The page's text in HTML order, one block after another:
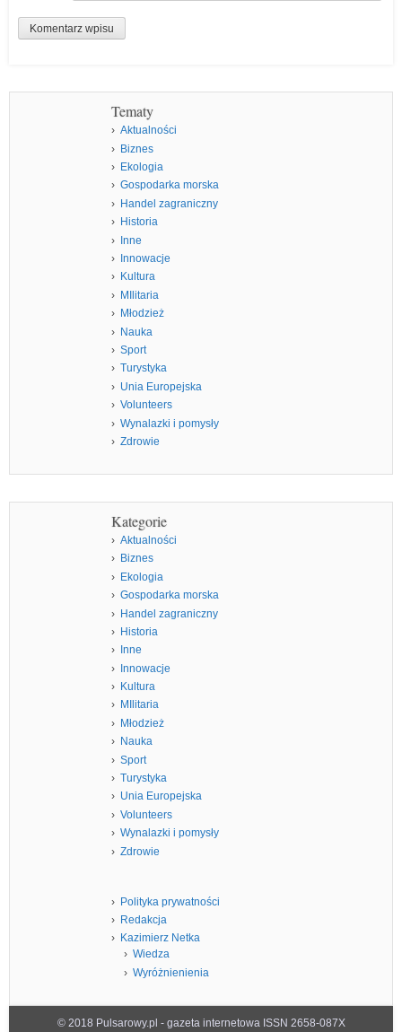
Tematy
Aktualności
Biznes
Ekologia
Gospodarka morska
Handel zagraniczny
Historia
Inne
Innowacje
Kultura
MIlitaria
Młodzież
Nauka
Sport
Turystyka
Unia Europejska
Volunteers
Wynalazki i pomysły
Zdrowie
Kategorie
Aktualności
Biznes
Ekologia
Gospodarka morska
Handel zagraniczny
Historia
Inne
Innowacje
Kultura
MIlitaria
Młodzież
Nauka
Sport
Turystyka
Unia Europejska
Volunteers
Wynalazki i pomysły
Zdrowie
Polityka prywatności
Redakcja
Kazimierz Netka
Wiedza
Wyróżnienienia
© 2018 Pulsarowy.pl - gazeta internetowa ISSN 2658-087X